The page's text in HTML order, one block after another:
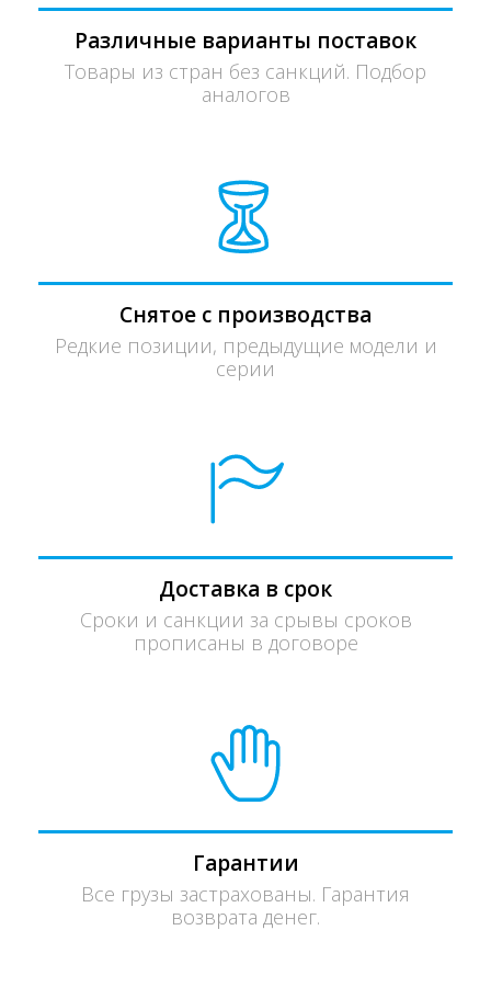
Различные варианты поставок
Товары из стран без санкций. Подбор
аналогов
Снятое с производства
Редкие позиции, предыдущие модели и
серии
Доставка в срок
Сроки и санкции за срывы сроков
прописаны в договоре
Гарантии
Все грузы застрахованы. Гарантия
возврата денег.